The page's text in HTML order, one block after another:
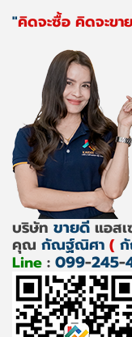
"คิดจะซื้อ คิดจะข
บริษัท ขายดี แอส
คุณ กัณฐ์ณิศา (
Line : 099-245-